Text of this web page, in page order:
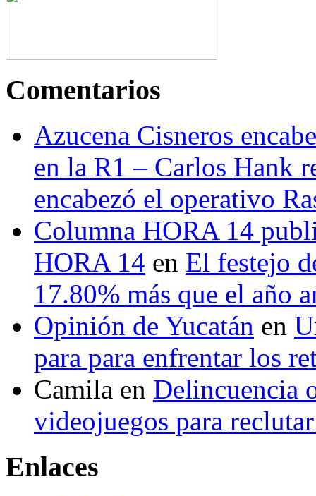
Comentarios
Azucena Cisneros
en la R1 – Carlos Hank
encabezó el operativo
Columna HORA 14
HORA 14 en El festejo
17.80% más que el año
Opinión de Yucatán en
para para enfrentar los
Camila en Delincuencia
videojuegos para
Enlaces